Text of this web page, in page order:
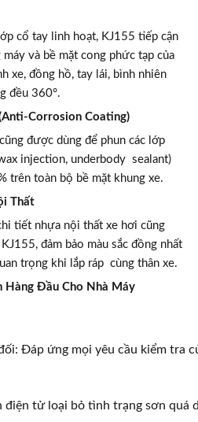
cổ tay linh hoạt, KJ155 tiếp cận
và bề mặt cong phức tạp của
xe, đồng hồ, tay lái, bình nhiên
đều 360°.
Corrosion Coating)
được dùng để phun các lớp
injection, underbody sealant)
trên toàn bộ bề mặt khung xe.
Thất
tiết nhựa nội thất xe hơi cũng
đảm bảo màu sắc đồng nhất
trọng khi lắp ráp cùng thân xe.
Hàng Đầu Cho Nhà Máy
Đáp ứng mọi yêu cầu kiểm tra
tử loại bỏ tình trạng sơn quá